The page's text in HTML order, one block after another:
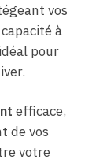
vos
à
pour
efficace,
de vos
votre